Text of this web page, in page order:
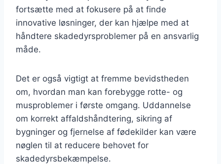
fortsætte med at fokusere på at finde
innovative løsninger, der kan hjælpe med at
håndtere skadedyrsproblemer på en ansvarlig
måde.
Det er også vigtigt at fremme bevidstheden
om, hvordan man kan forebygge rotte- og
musproblemer i første omgang. Uddannelse
om korrekt affaldshåndtering, sikring af
bygninger og fjernelse af fødekilder kan være
nøglen til at reducere behovet for
skadedyrsbekæmpelse.